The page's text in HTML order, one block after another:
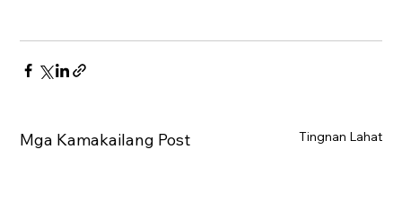
Mga Kamakailang Post Tingnan Lahat